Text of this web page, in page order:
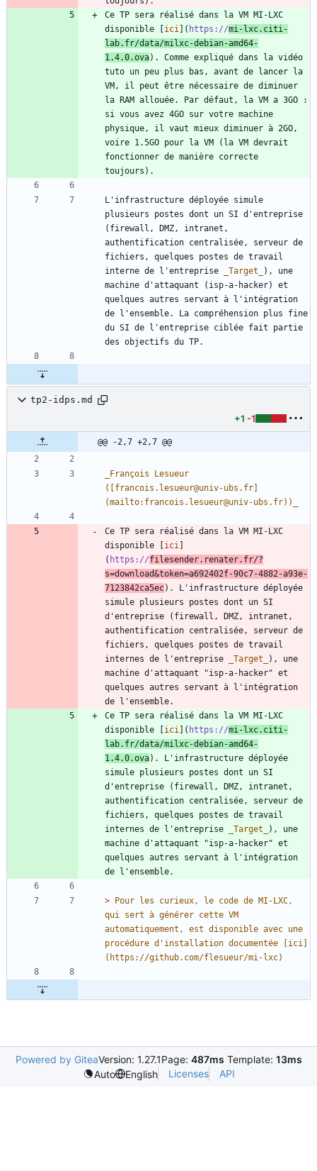
Ce TP sera réalisé dans la VM MI-LXC
disponible [ici ]( https://mi-lxc.citi-
lab.fr/data/milxc-debian-amd64-
1.4.0.ova). Comme expliqué dans la vidéo
tuto un peu plus bas, avant de lancer la
VM, il peut être nécessaire de diminuer
la RAM allouée. Par défaut, la VM a 3GO :
si vous avez 4GO sur votre machine
physique, il vaut mieux diminuer à 2GO,
voire 1.5GO pour la VM (la VM devrait
fonctionner de manière correcte
L'infrastructure déployée simule
plusieurs postes dont un SI d'entreprise
(firewall, DMZ, intranet,
authentification centralisée, serveur de
fichiers, quelques postes de travail
interne de l'entreprise
Target
), une
machine d'attaquant (isp-a-hacker) et
quelques autres servant à l'intégration
de l'ensemble. La compréhension plus fine
du SI de l'entreprise ciblée fait partie
tp2-idps.md
+1 -1
@@ -2,7 +2,7 @@
François Lesueur
([francois.lesueur@univ-ubs.fr]
(mailto:francois.lesueur@univ-ubs.fr))
Ce TP sera réalisé dans la VM MI-LXC
disponible [ici ]
( https://filesender.renater.fr/?
s=download&token=a692402f-90c7-4882-a93e-
7123842ca5ec). L'infrastructure déployée
simule plusieurs postes dont un SI
d'entreprise (firewall, DMZ, intranet,
authentification centralisée, serveur de
fichiers, quelques postes de travail
internes de l'entreprise
Target
), une
machine d'attaquant "isp-a-hacker" et
quelques autres servant à l'intégration
Ce TP sera réalisé dans la VM MI-LXC
disponible [ici ]( https://mi-lxc.citi-
lab.fr/data/milxc-debian-amd64-
1.4.0.ova). L'infrastructure déployée
simule plusieurs postes dont un SI
d'entreprise (firewall, DMZ, intranet,
authentification centralisée, serveur de
fichiers, quelques postes de travail
internes de l'entreprise
Target
), une
machine d'attaquant "isp-a-hacker" et
quelques autres servant à l'intégration
> Pour les curieux, le code de MI-LXC,
qui sert à générer cette VM
automatiquement, est disponible avec une
procédure d'installation documentée [ici]
Powered by GiteaVersion: 1.27.1Page: 487ms Template: 13ms
Auto
English Licenses API